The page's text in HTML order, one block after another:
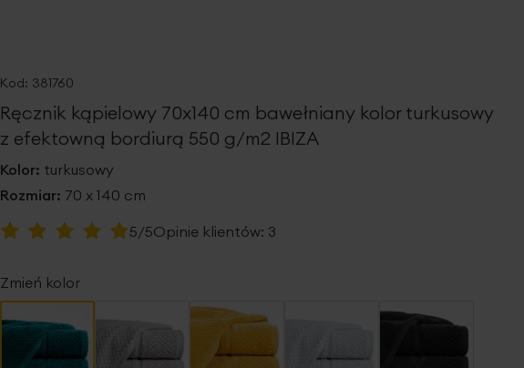
Kod: 381760
Ręcznik kąpielowy 70x140 cm bawełniany kolor turkusowy
z efektowną bordiurą 550 g/m2 IBIZA
Kolor: turkusowy
Rozmiar: 70 x 140 cm
Ocena:
5/5Opinie klientów: 3
Zmień kolor